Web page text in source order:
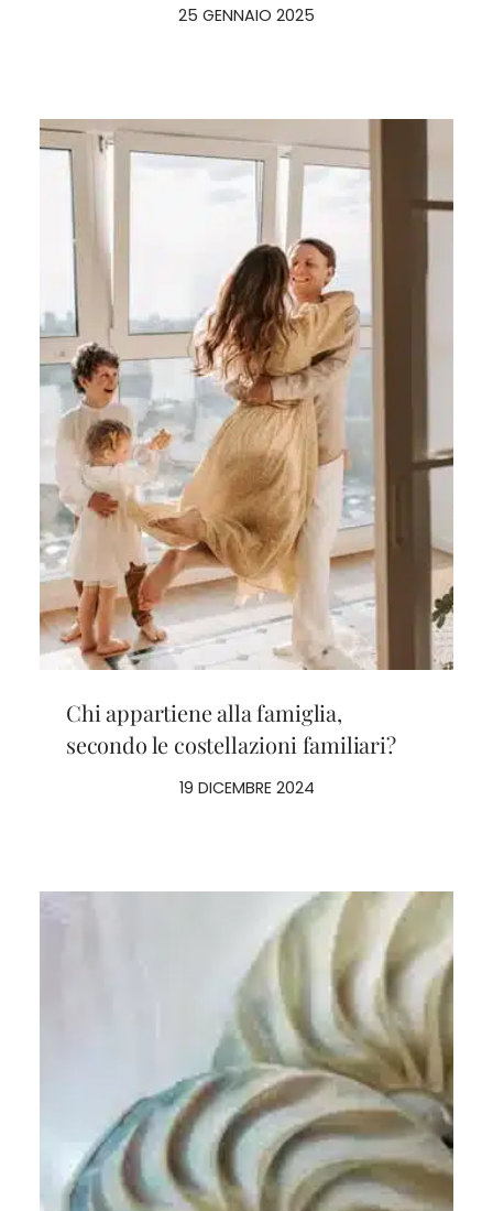
25 GENNAIO 2025
Chi appartiene alla famiglia,
secondo le costellazioni familiari?
19 DICEMBRE 2024